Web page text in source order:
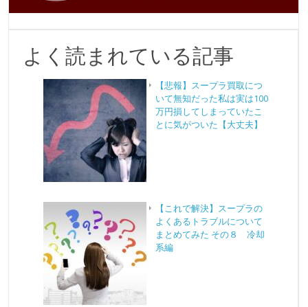
よく読まれている記事
【悲報】スープラ買取につ
いて無知だった私は実は100
万円損してしまっていたこ
とに気がついた【大丈夫】
【これで解決】スープラの
よくあるトラブルについて
まとめてみた その８ 冷却
系編